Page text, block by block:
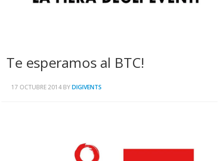
Te esperamos al BTC!
17 OCTUBRE 2014 BYDIGIVENTS